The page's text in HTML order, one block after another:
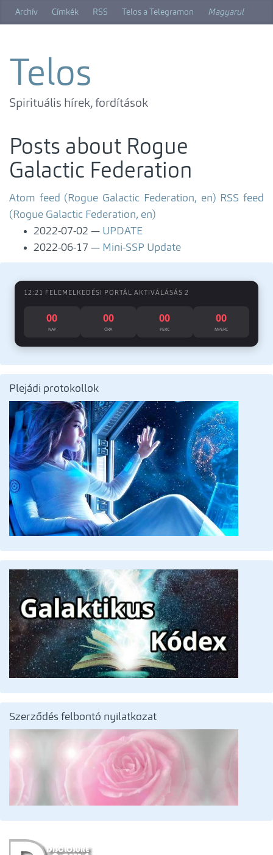
Archív Címkék RSS Telos a Telegramon Magyarul
Telos
Spirituális hírek, fordítások
Posts about Rogue
Galactic Federation
Atom feed (Rogue Galactic Federation, en) RSS feed
(Rogue Galactic Federation, en)
2022-07-02
UPDATE
2022-06-17
Mini-SSP Update
12:21 FELEMELKEDÉSI PORTÁL AKTIVÁLÁSÁS 2
00
NAP
00
ÓRA
00
PERC
00
MPERC
Plejádi protokollok
Szerződés felbontó nyilatkozat